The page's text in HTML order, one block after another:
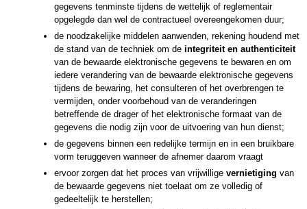
gegevens tenminste tijdens de wettelijk of reglementair
opgelegde dan wel de contractueel overeengekomen duur;
de noodzakelijke middelen aanwenden, rekening houdend met
de stand van de techniek om de integriteit en authenticiteit
van de bewaarde elektronische gegevens te bewaren en om
iedere verandering van de bewaarde elektronische gegevens
tijdens de bewaring, het consulteren of het overbrengen te
vermijden, onder voorbehoud van de veranderingen
betreffende de drager of het elektronische formaat van de
gegevens die nodig zijn voor de uitvoering van hun dienst;
de gegevens binnen een redelijke termijn en in een bruikbare
vorm teruggeven wanneer de afnemer daarom vraagt
ervoor zorgen dat het proces van vrijwillige vernietiging van
de bewaarde gegevens niet toelaat om ze volledig of
gedeeltelijk te herstellen;